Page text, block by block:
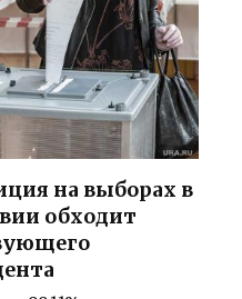
на выборах в
обходит